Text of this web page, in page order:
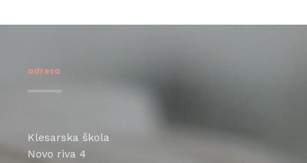
adresa
Klesarska škola
Novo riva 4